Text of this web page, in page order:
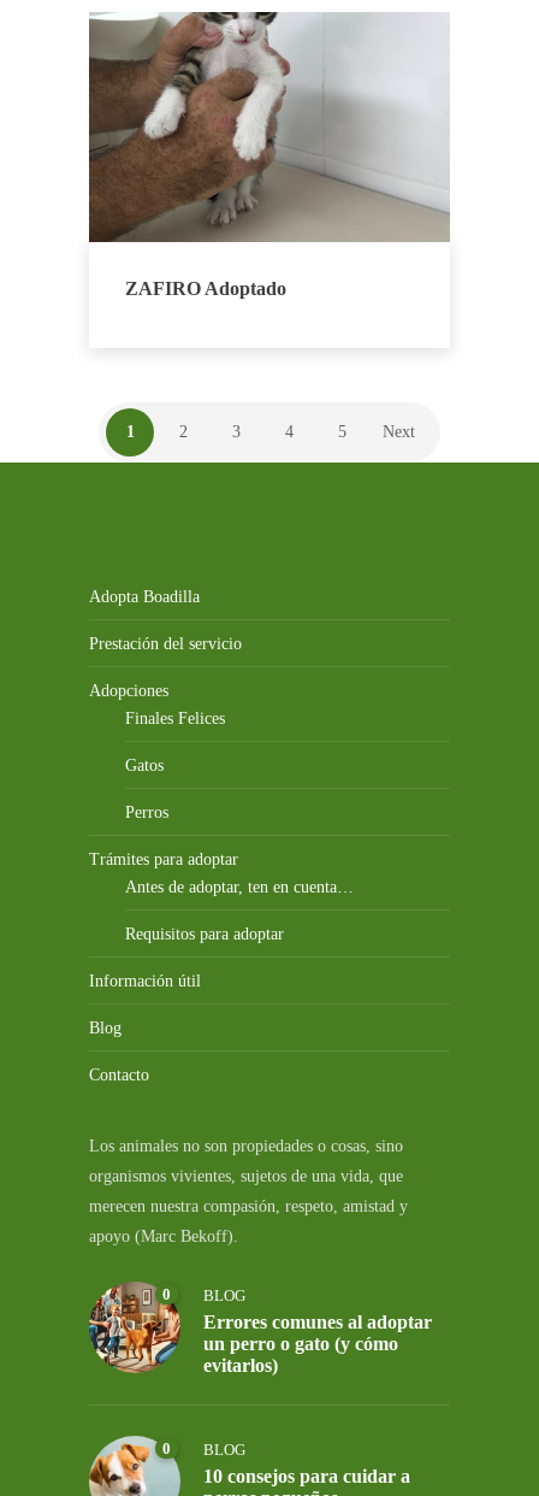
ZAFIRO Adoptado
1 2 3 4 5 Next
Adopta Boadilla
Prestación del servicio
Adopciones
Finales Felices
Gatos
Perros
Trámites para adoptar
Antes de adoptar, ten en cuenta…
Requisitos para adoptar
Información útil
Blog
Contacto
Los animales no son propiedades o cosas, sino
organismos vivientes, sujetos de una vida, que
merecen nuestra compasión, respeto, amistad y
apoyo (Marc Bekoff).
0 BLOG
Errores comunes al adoptar
un perro o gato (y cómo
evitarlos)
0 BLOG
10 consejos para cuidar a